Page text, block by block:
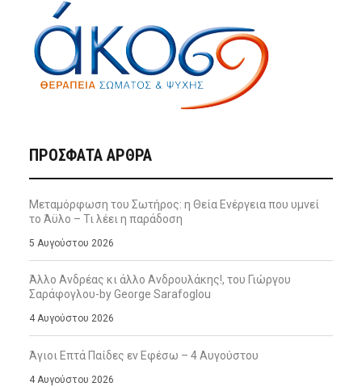
ΠΡΌΣΦΑΤΑ ΆΡΘΡΑ
Μεταμόρφωση του Σωτήρος: η Θεία Ενέργεια που υμνεί
το Άϋλο – Τι λέει η παράδοση
5 Αυγούστου 2026
Άλλο Ανδρέας κι άλλο Ανδρουλάκης!, του Γιώργου
Σαράφογλου-by George Sarafoglou
4 Αυγούστου 2026
Άγιοι Επτά Παίδες εν Εφέσω – 4 Αυγούστου
4 Αυγούστου 2026